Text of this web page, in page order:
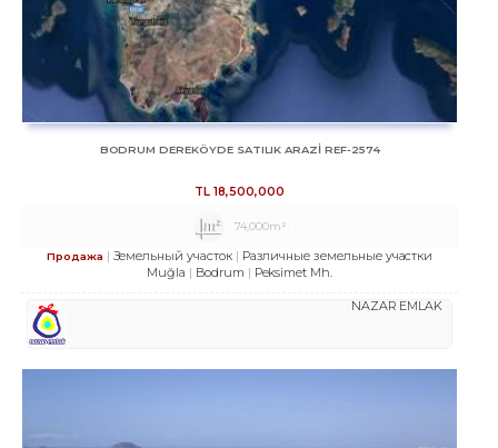
BODRUM DEREKÖYDE SATILIK ARAZİ REF-2574
TL 18,500,000
74,000m²
Продажа Земельный участок
Различные земельные участки
Muğla
Bodrum Peksimet Mh.
NAZAR EMLAK